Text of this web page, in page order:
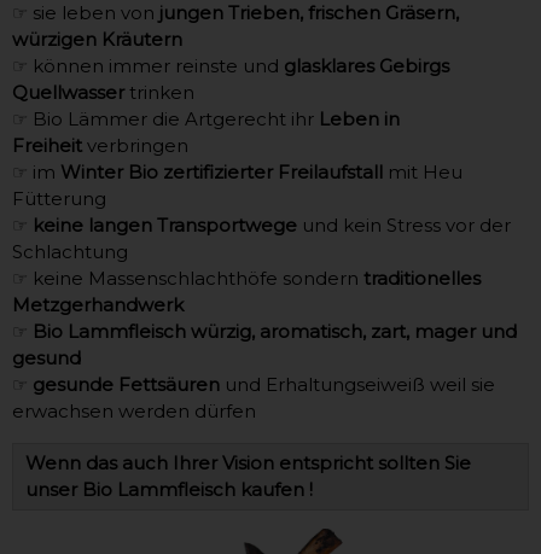
☞ sie leben von jungen Trieben, frischen Gräsern,
würzigen Kräutern
☞ können immer reinste und glasklares Gebirgs
Quellwassertrinken
☞ Bio Lämmer die Artgerecht ihr Leben in
Freiheit verbringen
☞ im Winter Bio zertifizierter Freilaufstall
mit Heu
Fütterung
☞ keine langen Transportwege und kein Stress vor der
Schlachtung
☞ keine Massenschlachthöfe sondern traditionelles
Metzgerhandwerk
☞
Bio Lammfleisch würzig, aromatisch, zart, mager und
gesund
☞ gesunde Fettsäuren und Erhaltungseiweiß weil sie
erwachsen werden dürfen
Wenn das auch Ihrer Vision entspricht sollten Sie
unser Bio Lammfleisch kaufen !